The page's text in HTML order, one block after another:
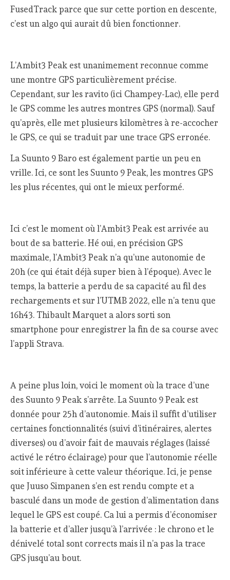
FusedTrack parce que sur cette portion en descente,
c’est un algo qui aurait dû bien fonctionner.
L’Ambit3 Peak est unanimement reconnue comme
une montre GPS particulièrement précise.
Cependant, sur les ravito (ici Champey-Lac), elle perd
le GPS comme les autres montres GPS (normal). Sauf
qu’après, elle met plusieurs kilomètres à re-accocher
le GPS, ce qui se traduit par une trace GPS erronée.
La Suunto 9 Baro est également partie un peu en
vrille. Ici, ce sont les Suunto 9 Peak, les montres GPS
les plus récentes, qui ont le mieux performé.
Ici c’est le moment où l’Ambit3 Peak est arrivée au
bout de sa batterie. Hé oui, en précision GPS
maximale, l’Ambit3 Peak n’a qu’une autonomie de
20h (ce qui était déjà super bien à l’époque). Avec le
temps, la batterie a perdu de sa capacité au fil des
rechargements et sur l’UTMB 2022, elle n’a tenu que
16h43. Thibault Marquet a alors sorti son
smartphone pour enregistrer la fin de sa course avec
l’appli Strava.
A peine plus loin, voici le moment où la trace d’une
des Suunto 9 Peak s’arrête. La Suunto 9 Peak est
donnée pour 25h d’autonomie. Mais il suffit d’utiliser
certaines fonctionnalités (suivi d’itinéraires, alertes
diverses) ou d’avoir fait de mauvais réglages (laissé
activé le rétro éclairage) pour que l’autonomie réelle
soit inférieure à cette valeur théorique. Ici, je pense
que Juuso Simpanen s’en est rendu compte et a
basculé dans un mode de gestion d’alimentation dans
lequel le GPS est coupé. Ca lui a permis d’économiser
la batterie et d’aller jusqu’à l’arrivée : le chrono et le
dénivelé total sont corrects mais il n’a pas la trace
GPS jusqu’au bout.